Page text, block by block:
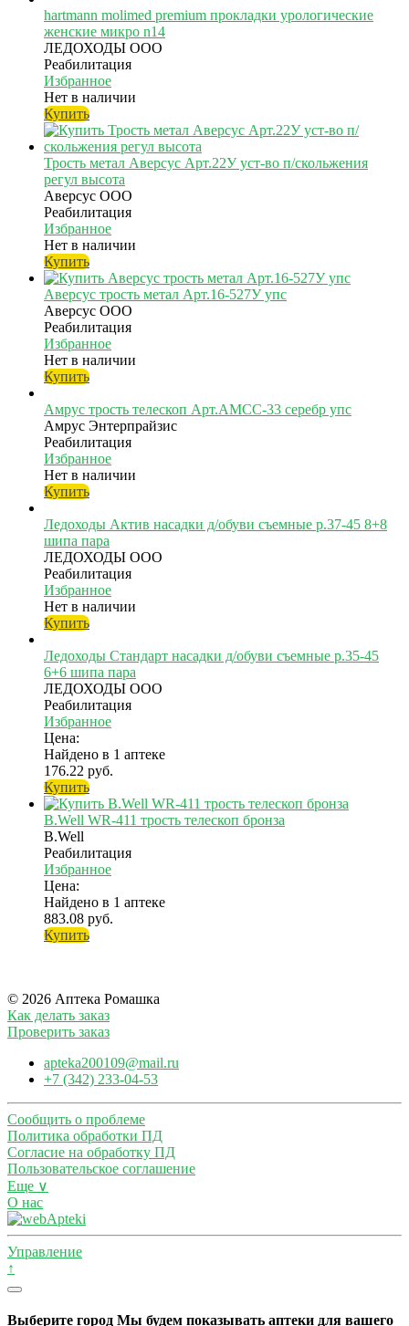
hartmann molimed premium прокладки урологические
женские микро n14
ЛЕДОХОДЫ ООО
Реабилитация
Избранное
Нет в наличии
Купить
Трость метал Аверсус Арт.22У уст-во п/скольжения
регул высота
Аверсус ООО
Реабилитация
Избранное
Нет в наличии
Купить
Аверсус трость метал Арт.16-527У упс
Аверсус ООО
Реабилитация
Избранное
Нет в наличии
Купить
Амрус трость телескоп Арт.AMCC-33 серебр упс
Амрус Энтерпрайзис
Реабилитация
Избранное
Нет в наличии
Купить
Ледоходы Актив насадки д/обуви съемные р.37-45 8+8
шипа пара
ЛЕДОХОДЫ ООО
Реабилитация
Избранное
Нет в наличии
Купить
Ледоходы Стандарт насадки д/обуви съемные р.35-45
6+6 шипа пара
ЛЕДОХОДЫ ООО
Реабилитация
Избранное
Цена:
Найдено в 1 аптеке
176.22 руб.
Купить
B.Well WR-411 трость телескоп бронза
B.Well
Реабилитация
Избранное
Цена:
Найдено в 1 аптеке
883.08 руб.
Купить
© 2026 Аптека Ромашка
Как делать заказ
Проверить заказ
apteka200109@mail.ru
+7 (342) 233-04-53
Сообщить о проблеме
Политика обработки ПД
Согласие на обработку ПД
Пользовательское соглашение
Еще ∨
О нас
Управление
↑
Выберите город Мы будем показывать аптеки для вашего